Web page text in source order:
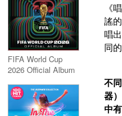
FIFA World Cup
2026 Official Album
《
謠
唱
同
不
器
中